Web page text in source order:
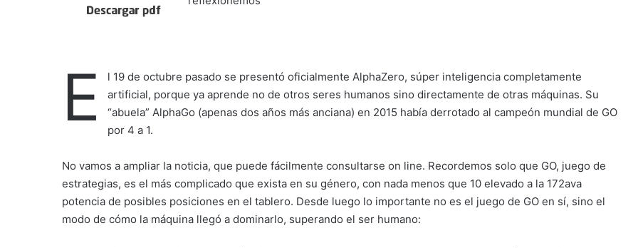
E
l 19 de octubre pasado se presentó oficialmente AlphaZero, súper inteligencia completamente
artificial, porque ya aprende no de otros seres humanos sino directamente de otras máquinas. Su
“abuela” AlphaGo (apenas dos años más anciana) en 2015 había derrotado al campeón mundial de GO
por 4 a 1.
No vamos a ampliar la noticia, que puede fácilmente consultarse on line. Recordemos solo que GO, juego de
estrategias, es el más complicado que exista en su género, con nada menos que 10 elevado a la 172ava
potencia de posibles posiciones en el tablero. Desde luego lo importante no es el juego de GO en sí, sino el
modo de cómo la máquina llegó a dominarlo, superando el ser humano: